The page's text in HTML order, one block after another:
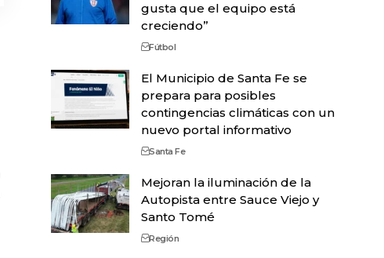
gusta que el equipo está
creciendo”
Fútbol
El Municipio de Santa Fe se
prepara para posibles
contingencias climáticas con un
nuevo portal informativo
Santa Fe
Mejoran la iluminación de la
Autopista entre Sauce Viejo y
Santo Tomé
Región